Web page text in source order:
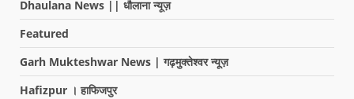
Dhaulana News || धौलाना न्यूज़
Featured
Garh Mukteshwar News | गढ़मुक्तेश्वर न्यूज़
Hafizpur । हाफिजपुर